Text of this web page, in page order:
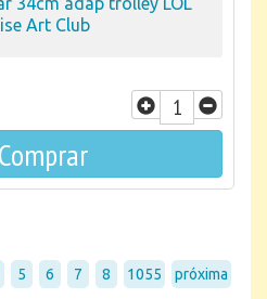
Art Club
Comprar
5 6 7 8 1055 próxima